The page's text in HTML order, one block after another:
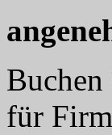
Buchen
für